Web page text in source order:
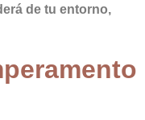
de tu entorno,